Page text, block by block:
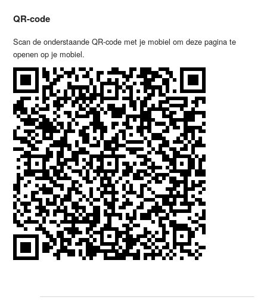
QR-code
Scan de onderstaande QR-code met je mobiel om deze pagina te
openen op je mobiel.